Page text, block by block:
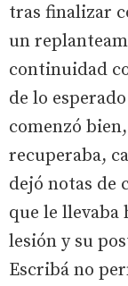
tras finalizar
un
continuidad
de lo
comenzó
recuperaba,
dejó notas de
que le llevaba
lesión y su
Escribá no